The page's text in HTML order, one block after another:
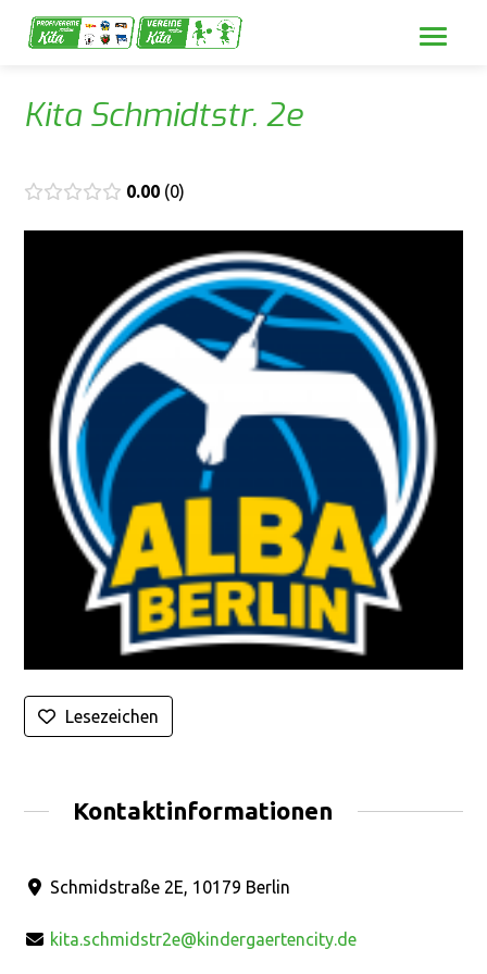
Kita Schmidtstr. 2e
0.00 0
Lesezeichen
Kontaktinformationen
Schmidstraße 2E, 10179 Berlin
kita.schmidstr2e@kindergaertencity.de